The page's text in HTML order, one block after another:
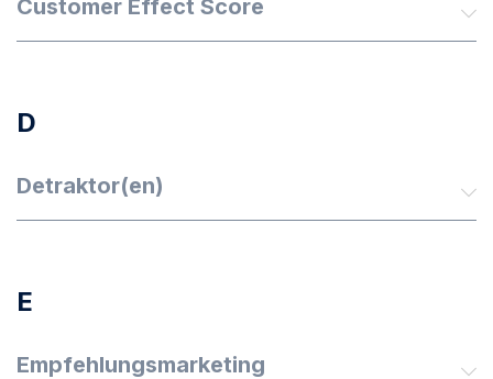
Customer Effect Score
D
Detraktor(en)
E
Empfehlungsmarketing